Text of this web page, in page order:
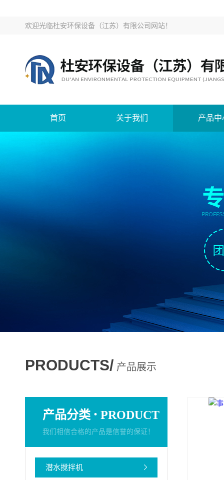
欢迎光临杜安环保设备（江苏）有限公司网站！
首页 关于我们 产品中
PRODUCTS/ 产品展示
产品分类 · PRODUCT
我们相信合格的产品是信誉的保证！
潜水搅拌机